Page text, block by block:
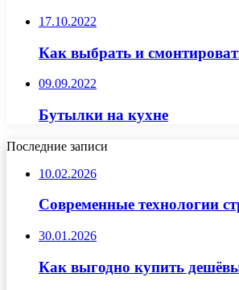
17.10.2022
Как выбрать и
09.09.2022
Бутылки на кухне
Последние записи
10.02.2026
Современные технологии
30.01.2026
Как выгодно купить